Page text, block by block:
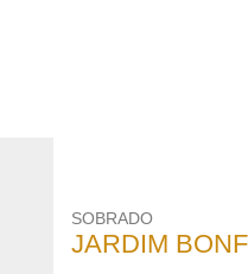
SOBRADO
JARDIM